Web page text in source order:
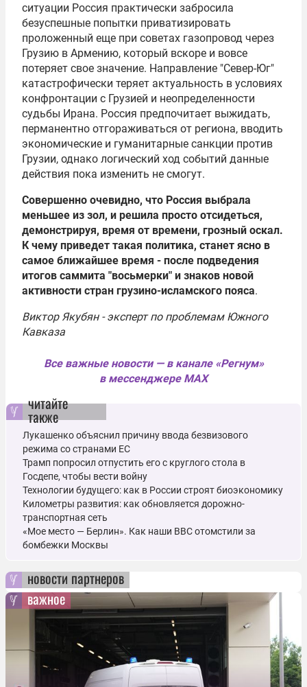
ситуации Россия практически забросила
безуспешные попытки приватизировать
проложенный еще при советах газопровод через
Грузию в Армению, который вскоре и вовсе
потеряет свое значение. Направление "Север-Юг"
катастрофически теряет актуальность в условиях
конфронтации с Грузией и неопределенности
судьбы Ирана. Россия предпочитает выжидать,
перманентно отгораживаться от региона, вводить
экономические и гуманитарные санкции против
Грузии, однако логический ход событий данные
действия пока изменить не смогут.
Совершенно очевидно, что Россия выбрала
меньшее из зол, и решила просто отсидеться,
демонстрируя, время от времени, грозный оскал.
К чему приведет такая политика, станет ясно в
самое ближайшее время - после подведения
итогов саммита "восьмерки" и знаков новой
активности стран грузино-исламского пояса.
Виктор Якубян- эксперт по проблемам Южного
Кавказа
Все важные новости — в канале «Регнум»
в мессенджере MAX
читайте
также
Лукашенко объяснил причину ввода безвизового
режима со странами ЕС
Трамп попросил отпустить его с круглого стола в
Госдепе, чтобы вести войну
Технологии будущего: как в России строят биоэкономику
Километры развития: как обновляется дорожно-
транспортная сеть
«Мое место — Берлин». Как наши ВВС отомстили за
бомбежки Москвы
новости партнеров
важное